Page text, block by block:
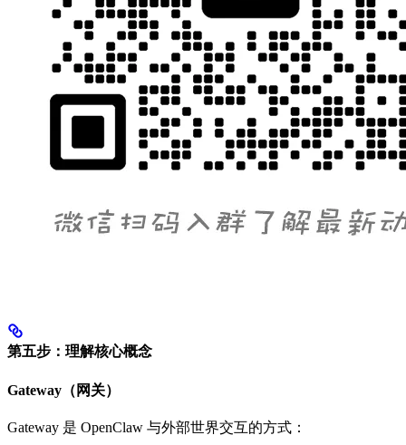
第五步：理解核心概念
Gateway（网关）
Gateway 是 OpenClaw 与外部世界交互的方式：